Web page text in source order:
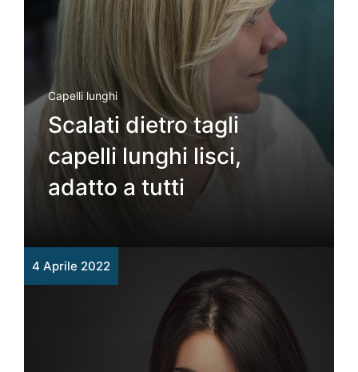
Capelli lunghi
Scalati dietro tagli
capelli lunghi lisci,
adatto a tutti
4 Aprile 2022